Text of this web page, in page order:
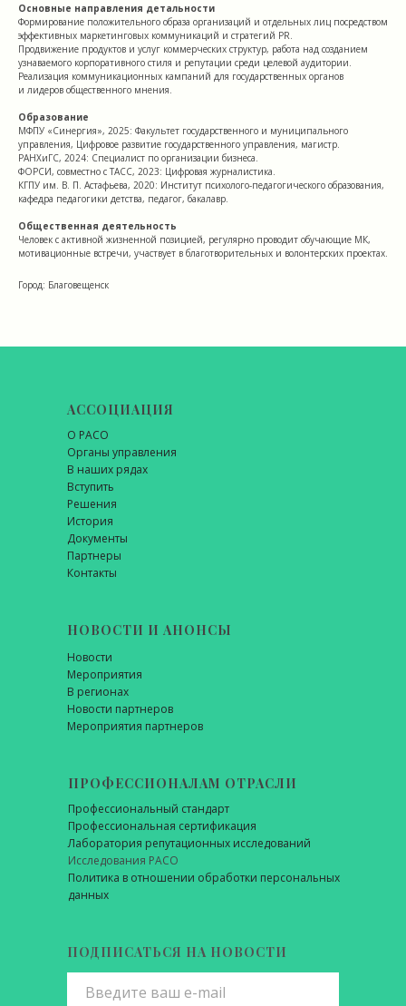
Основные направления детальности
Формирование положительного образа организаций и отдельных лиц посредством
эффективных маркетинговых коммуникаций и стратегий PR.
Продвижение продуктов и услуг коммерческих структур, работа над созданием
узнаваемого корпоративного стиля и репутации среди целевой аудитории.
Реализация коммуникационных кампаний для государственных органов
и лидеров общественного мнения.
Образование
МФПУ «Синергия», 2025: Факультет государственного и муниципального
управления, Цифровое развитие государственного управления, магистр.
РАНХиГС, 2024: Специалист по организации бизнеса.
ФОРСИ, совместно с ТАСС, 2023: Цифровая журналистика.
КГПУ им. В. П. Астафьева, 2020: Институт психолого-педагогического образования,
кафедра педагогики детства, педагог, бакалавр.
Общественная деятельность
Человек с активной жизненной позицией, регулярно проводит обучающие МК,
мотивационные встречи, участвует в благотворительных и волонтерских проектах.
Город: Благовещенск
АССОЦИАЦИЯ
О РАСО
Органы управления
В наших рядах
Вступить
Решения
История
Документы
Партнеры
Контакты
НОВОСТИ И АНОНСЫ
Новости
Мероприятия
В регионах
Новости партнеров
Мероприятия партнеров
ПРОФЕССИОНАЛАМ ОТРАСЛИ
Профессиональный стандарт
Профессиональная сертификация
Лаборатория репутационных исследований
Исследования РАСО
Политика в отношении обработки персональных
данных
ПОДПИСАТЬСЯ НА НОВОСТИ